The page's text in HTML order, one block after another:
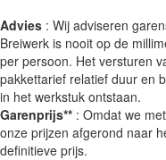
Advies : Wij adviseren
Breiwerk is nooit op de
per persoon. Het versturen
pakkettarief relatief duur en
in het werkstuk ontstaan.
Garenprijs** : Omdat we
onze prijzen afgerond naar
definitieve prijs.